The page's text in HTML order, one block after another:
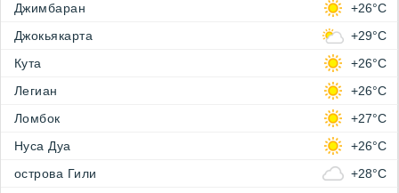
Джимбаран
+26°C
Джокьякарта
+29°C
Кута
+26°C
Легиан
+26°C
Ломбок
+27°C
Нуса Дуа
+26°C
острова Гили
+28°C